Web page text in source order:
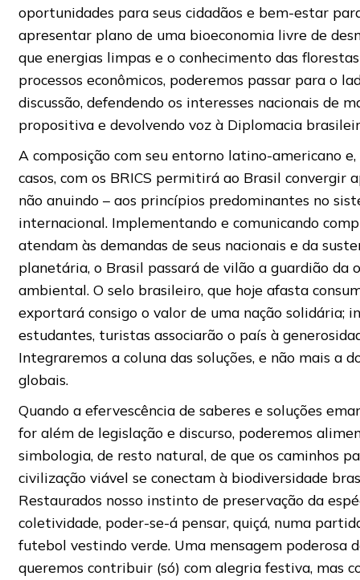
oportunidades para seus cidadãos e bem-estar
apresentar plano de uma bioeconomia livre de
que energias limpas e o conhecimento das
processos econômicos, poderemos passar para o
discussão, defendendo os interesses nacionais de
propositiva e devolvendo voz à Diplomacia
A composição com seu entorno latino-americano
casos, com os BRICS permitirá ao Brasil convergir
não anuindo – aos princípios predominantes no
internacional. Implementando e comunicando
atendam às demandas de seus nacionais e da
planetária, o Brasil passará de vilão a guardião da
ambiental. O selo brasileiro, que hoje afasta
exportará consigo o valor de uma nação solidária;
estudantes, turistas associarão o país à
Integraremos a coluna das soluções, e não mais a
globais.
Quando a efervescência de saberes e soluções
for além de legislação e discurso, poderemos
simbologia, de resto natural, de que os caminhos
civilização viável se conectam à biodiversidade
Restaurados nosso instinto de preservação da
coletividade, poder-se-á pensar, quiçá, numa
futebol vestindo verde. Uma mensagem poderosa
queremos contribuir (só) com alegria festiva, mas